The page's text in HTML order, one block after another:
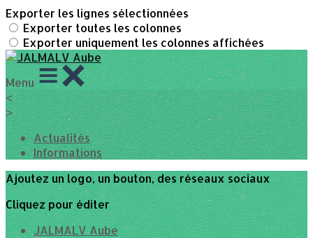
Exporter les lignes sélectionnées
Exporter toutes les colonnes
Exporter uniquement les colonnes affichées
Menu
<
>
Actualités
Informations
Ajoutez un logo, un bouton, des réseaux sociaux
Cliquez pour éditer
JALMALV Aube